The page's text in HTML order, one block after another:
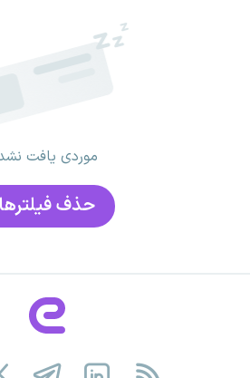
موردی یافت
حذف فیلتر‌ها